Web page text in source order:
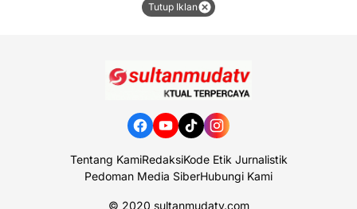
Tutup Iklan
Tentang KamiRedaksiKode Etik Jurnalistik
Pedoman Media SiberHubungi Kami
© 2020 sultanmudatv.com